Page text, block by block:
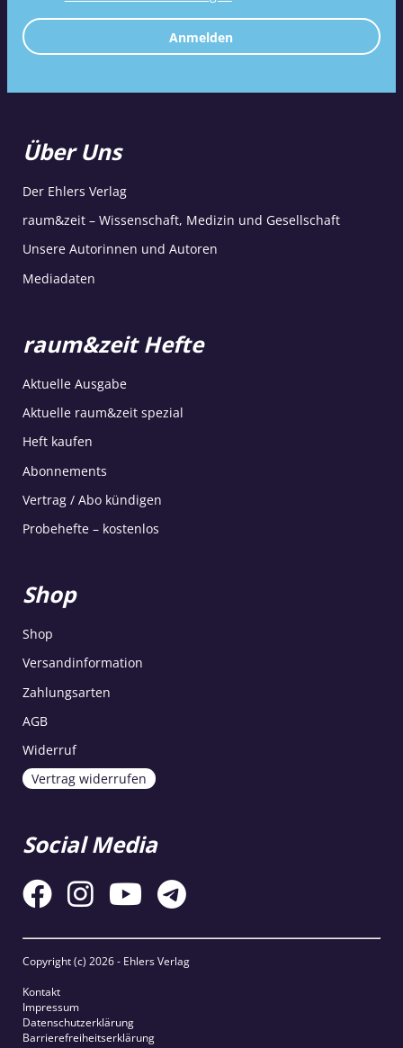
Anmelden
Über Uns
Der Ehlers Verlag
raum&zeit – Wissenschaft, Medizin und Gesellschaft
Unsere Autorinnen und Autoren
Mediadaten
raum&zeit Hefte
Aktuelle Ausgabe
Aktuelle raum&zeit spezial
Heft kaufen
Abonnements
Vertrag / Abo kündigen
Probehefte – kostenlos
Shop
Shop
Versandinformation
Zahlungsarten
AGB
Widerruf
Vertrag widerrufen
Social Media
Copyright (c) 2026 - Ehlers Verlag
Kontakt
Impressum
Datenschutzerklärung
Barrierefreiheitserklärung